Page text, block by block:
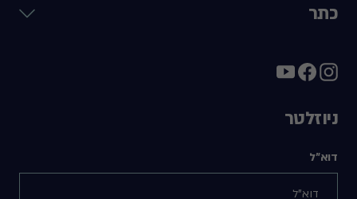
כתר
ניוזלטר
דוא"ל